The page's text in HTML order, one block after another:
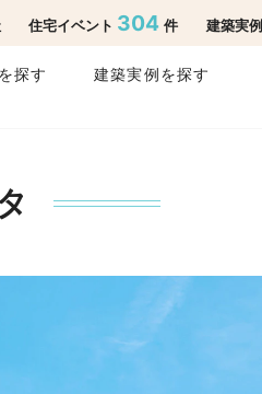
住宅イベント 304件 建築実例
探す
建築実例を探す